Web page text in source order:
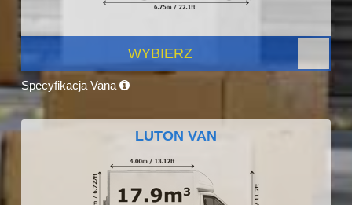
WYBIERZ
Specyfikacja Vana
LUTON VAN